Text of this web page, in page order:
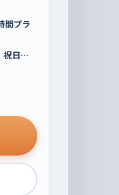
間プラ
祝日…